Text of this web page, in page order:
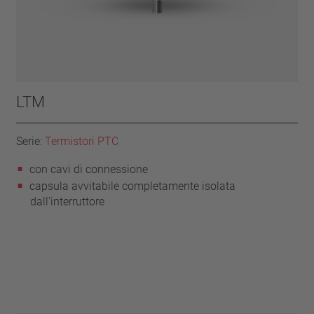
LTM
Serie:Termistori PTC
con cavi di connessione
capsula avvitabile completamente isolata
dall’interruttore